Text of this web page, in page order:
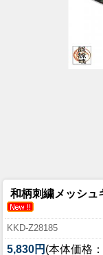
和柄刺繍メッシ
KKD-Z28185
5,830円 (本体価格